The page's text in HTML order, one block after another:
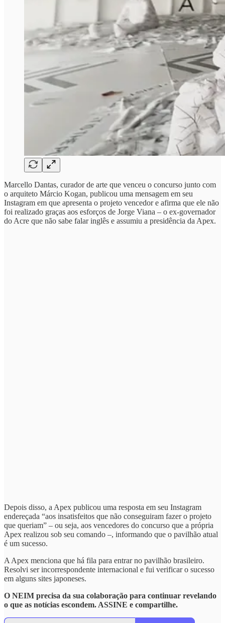
Marcello Dantas, curador de arte que venceu o concurso junto com
o arquiteto Márcio Kogan, publicou uma mensagem em seu
Instagram em que apresenta o projeto vencedor e afirma que ele não
foi realizado graças aos esforços de Jorge Viana – o ex-governador
do Acre que não sabe falar inglês e assumiu a presidência da Apex.
Depois disso, a Apex publicou uma resposta em seu Instagram
endereçada “aos insatisfeitos que não conseguiram fazer o projeto
que queriam” – ou seja, aos vencedores do concurso que a própria
Apex realizou sob seu comando –, informando que o pavilhão atual
é um sucesso.
A Apex menciona que há fila para entrar no pavilhão brasileiro.
Resolvi ser incorrespondente internacional e fui verificar o sucesso
em alguns sites japoneses.
O NEIM precisa da sua colaboração para continuar revelando
o que as notícias escondem. ASSINE e compartilhe.